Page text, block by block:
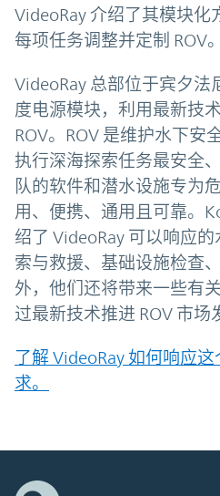
VideoRay 介绍了其模块化
每项任务调整并定制 ROV
VideoRay 总部位于宾夕法
度电源模块，利用最新技
ROV。ROV 是维护水下安
执行深海探索任务最安全
队的软件和潜水设施专为
用、便携、通用且可靠。
绍了 VideoRay 可以响应
索与救援、基础设施检查
外，他们还将带来一些有
过最新技术推进 ROV 市场
了解 VideoRay 如何响应
求。